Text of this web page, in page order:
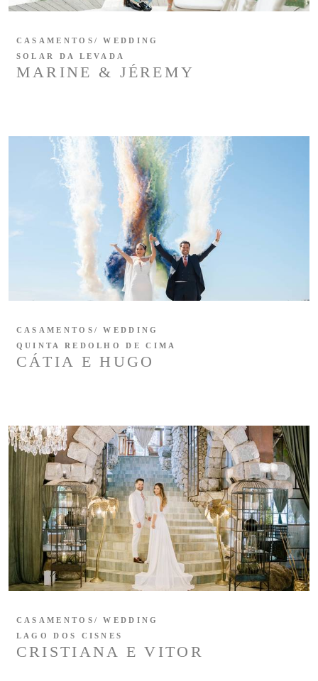
MARINE & JÉREMY
CASAMENTOS/ WEDDING
SOLAR DA LEVADA
CÁTIA E HUGO
CASAMENTOS/ WEDDING
QUINTA REDOLHO DE CIMA
CRISTIANA E VITOR
CASAMENTOS/ WEDDING
LAGO DOS CISNES